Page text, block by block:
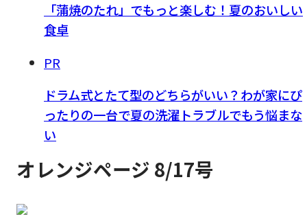
「蒲焼のたれ」でもっと楽しむ！夏のおいしい
食卓
PR
ドラム式とたて型のどちらがいい？わが家にぴ
ったりの一台で夏の洗濯トラブルでもう悩まな
い
オレンジページ 8/17号